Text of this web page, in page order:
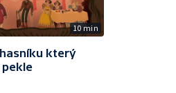
10 min
který
pekle